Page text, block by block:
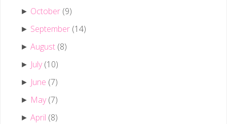
► October (9)
► September (14)
►August (8)
► July (10)
► June (7)
► May (7)
►April (8)